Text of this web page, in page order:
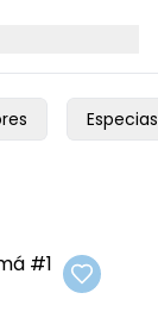
Add to